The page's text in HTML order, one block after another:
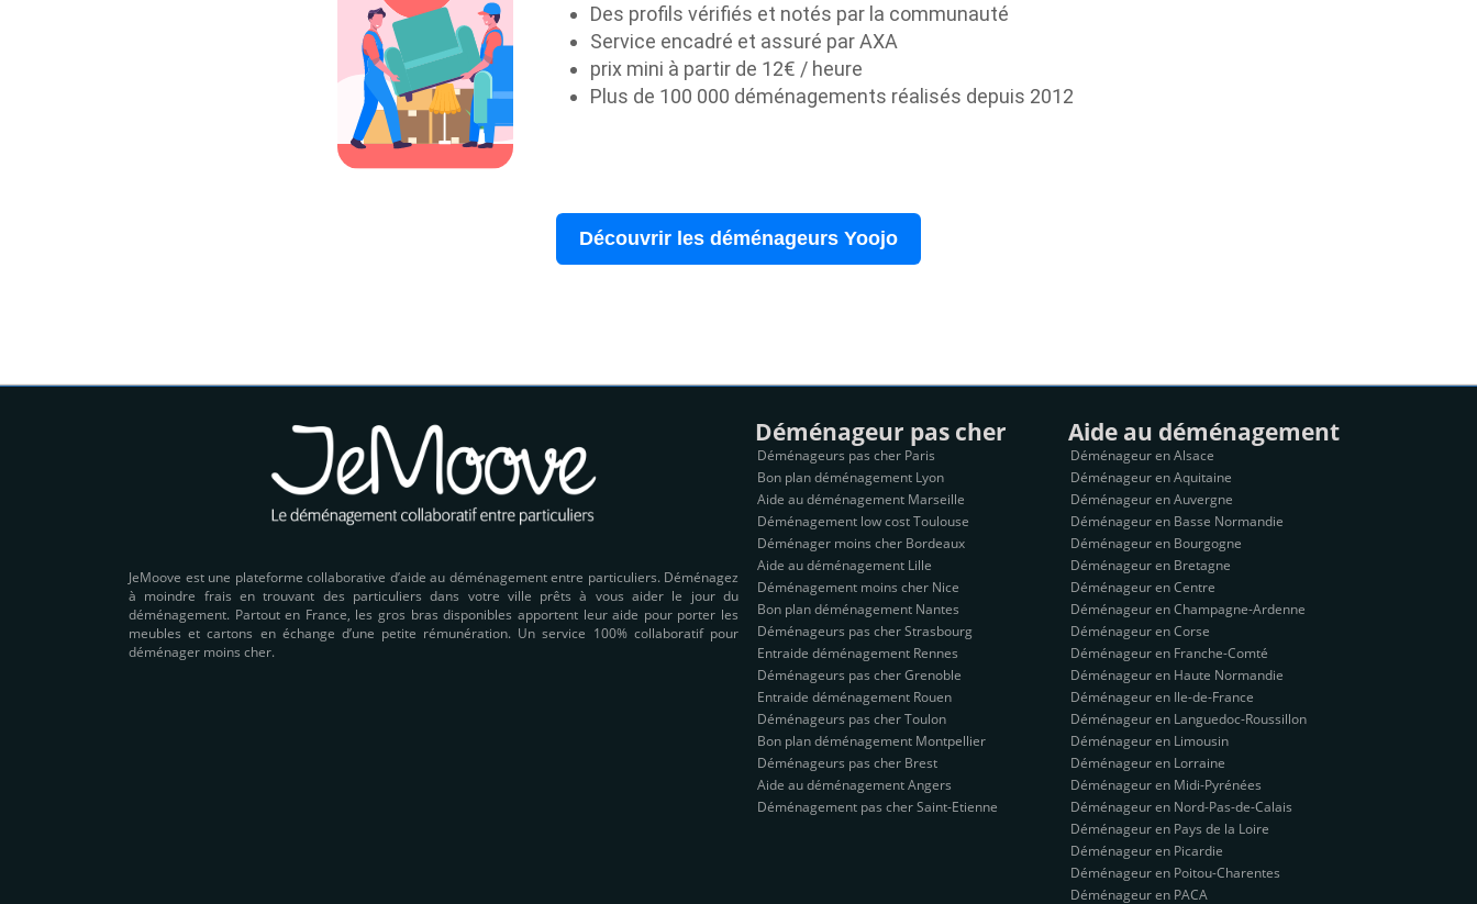
Des profils vérifiés et notés par la communauté
Service encadré et assuré par AXA
prix mini à partir de 12€ / heure
Plus de 100 000 déménagements réalisés depuis 2012
Découvrir les déménageurs Yoojo
JeMoove est une plateforme collaborative d’aide au déménagement entre particuliers. Déménagez
à moindre frais en trouvant des particuliers dans votre ville prêts à vous aider le jour du
déménagement. Partout en France, les gros bras disponibles apportent leur aide pour porter les
meubles et cartons en échange d’une petite rémunération. Un service 100% collaboratif pour
déménager moins cher.
Déménageur pas cher
Déménageurs pas cher Paris
Bon plan déménagement Lyon
Aide au déménagement Marseille
Déménagement low cost Toulouse
Déménager moins cher Bordeaux
Aide au déménagement Lille
Déménagement moins cher Nice
Bon plan déménagement Nantes
Déménageurs pas cher Strasbourg
Entraide déménagement Rennes
Déménageurs pas cher Grenoble
Entraide déménagement Rouen
Déménageurs pas cher Toulon
Bon plan déménagement Montpellier
Déménageurs pas cher Brest
Aide au déménagement Angers
Déménagement pas cher Saint-Etienne
Aide au déménagement
Déménageur en Alsace
Déménageur en Aquitaine
Déménageur en Auvergne
Déménageur en Basse Normandie
Déménageur en Bourgogne
Déménageur en Bretagne
Déménageur en Centre
Déménageur en Champagne-Ardenne
Déménageur en Corse
Déménageur en Franche-Comté
Déménageur en Haute Normandie
Déménageur en Ile-de-France
Déménageur en Languedoc-Roussillon
Déménageur en Limousin
Déménageur en Lorraine
Déménageur en Midi-Pyrénées
Déménageur en Nord-Pas-de-Calais
Déménageur en Pays de la Loire
Déménageur en Picardie
Déménageur en Poitou-Charentes
Déménageur en PACA